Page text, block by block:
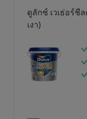
ดูลักซ์ เวเธ่อร์ชี
เงา)